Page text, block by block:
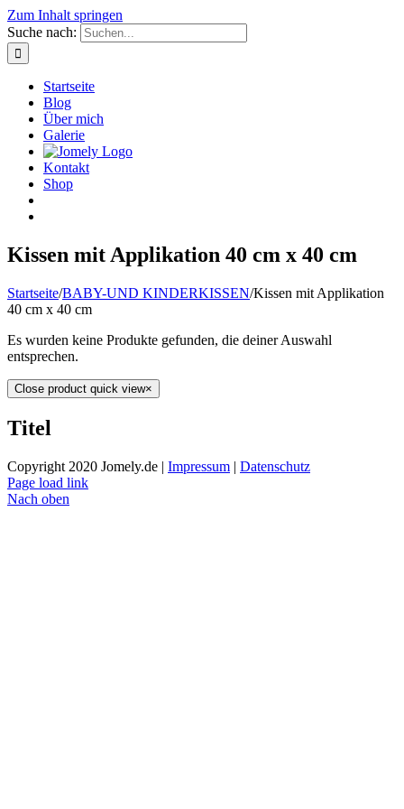
Zum Inhalt springen
Suche nach:
Startseite
Blog
Über mich
Galerie
Kontakt
Shop
Kissen mit Applikation 40 cm x 40 cm
Startseite/BABY-UND KINDERKISSEN/Kissen mit Applikation
40 cm x 40 cm
Es wurden keine Produkte gefunden, die deiner Auswahl
entsprechen.
Close product quick view×
Titel
Copyright 2020 Jomely.de | Impressum | Datenschutz
Page load link
Nach oben